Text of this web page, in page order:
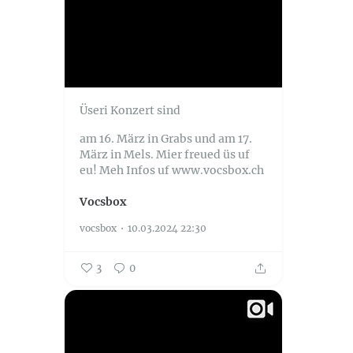
Üseri Konzert sind
am 16. März in Grabs und am 17.
März in Mels.Mier freued üs uf
eu! Meh Infos uf www.vocsbox.ch
Vocsbox
vocsbox 10.03.2024 22:30
3 0